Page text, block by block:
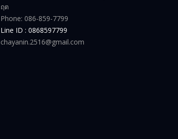
ฤต
Phone: 086-859-7799
Line ID : 0868597799
chayanin.2516@gmail.com